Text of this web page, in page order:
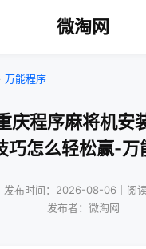
微淘网
万能程序
庆程序麻将机安
巧怎么轻松赢-万
发布时间：2026-08-06｜阅
发布者：微淘网